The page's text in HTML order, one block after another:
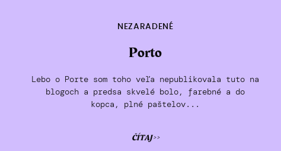
NEZARADENÉ
Porto
Lebo o Porte som toho veľa nepublikovala tuto na
blogoch a predsa skvelé bolo, farebné a do
kopca, plné paštelov...
ČÍTAJ >>